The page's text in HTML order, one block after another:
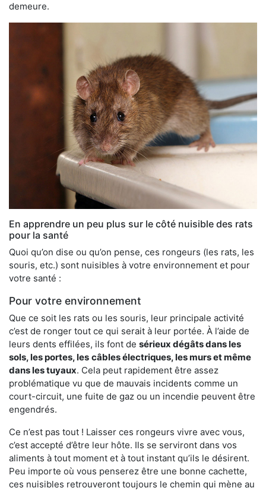
demeure.
En apprendre un peu plus sur le côté nuisible des rats
pour la santé
Quoi qu’on dise ou qu’on pense, ces rongeurs (les rats, les
souris, etc.) sont nuisibles à votre environnement et pour
votre santé :
Pour votre environnement
Que ce soit les rats ou les souris, leur principale activité
c’est de ronger tout ce qui serait à leur portée. À l’aide de
leurs dents effilées, ils font de sérieux dégâts dans les
sols, les portes, les câbles électriques, les murs et même
dans les tuyaux. Cela peut rapidement être assez
problématique vu que de mauvais incidents comme un
court-circuit, une fuite de gaz ou un incendie peuvent être
engendrés.
Ce n’est pas tout ! Laisser ces rongeurs vivre avec vous,
c’est accepté d’être leur hôte. Ils se serviront dans vos
aliments à tout moment et à tout instant qu’ils le désirent.
Peu importe où vous penserez être une bonne cachette,
ces nuisibles retrouveront toujours le chemin qui mène au